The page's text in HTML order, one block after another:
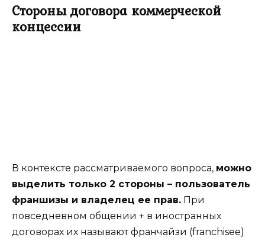
Стороны договора коммерческой
концессии
В контексте рассматриваемого вопроса, можно
выделить только 2 стороны – пользователь
франшизы и владелец ее прав. При
повседневном общении + в иностранных
договорах их называют франчайзи (franchisee)